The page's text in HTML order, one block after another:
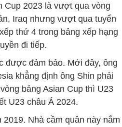
Cup 2023 là vượt qua vòng
Iraq nhưng vượt qua tuyển
thứ 4 trong bảng xếp hạng
đi tiếp.
được đảm bảo. Mới đây, ông
khẳng định ông Shin phải
bảng Asian Cup thì U23
U23 châu Á 2024.
Nhà cầm quân này nắm